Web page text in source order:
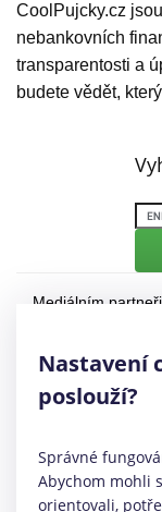
CoolPujcky.cz
nebankovních
transparentosti a
budete vědět,
Mediálním
©CoolPujcky.cz
Váš nezávislý
Provozovatel:
|Povinně
Nastavení
poslouží?
Správné
Abychom mohli
orientovali,